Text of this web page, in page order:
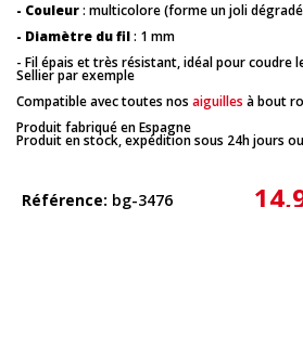
- Couleur: multicolore (forme un joli
- Diamètre du fil: 1 mm
- Fil épais et très résistant, idéal pour coudre
Sellier par exemple
Compatible avec toutes nos aiguilles à bout
Produit fabriqué en Espagne
Produit en stock, expédition sous 24h jours
Référence bg-3476